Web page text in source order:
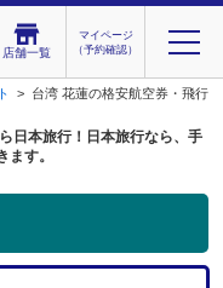
店舗一覧
マイページ
（予約確認）
> 台湾 花蓮の格安航空券・飛行
日本旅行！日本旅行なら、手
す。